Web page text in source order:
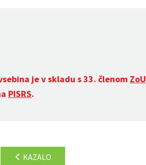
je v skladu s 33. členom
PISRS.
KAZALO